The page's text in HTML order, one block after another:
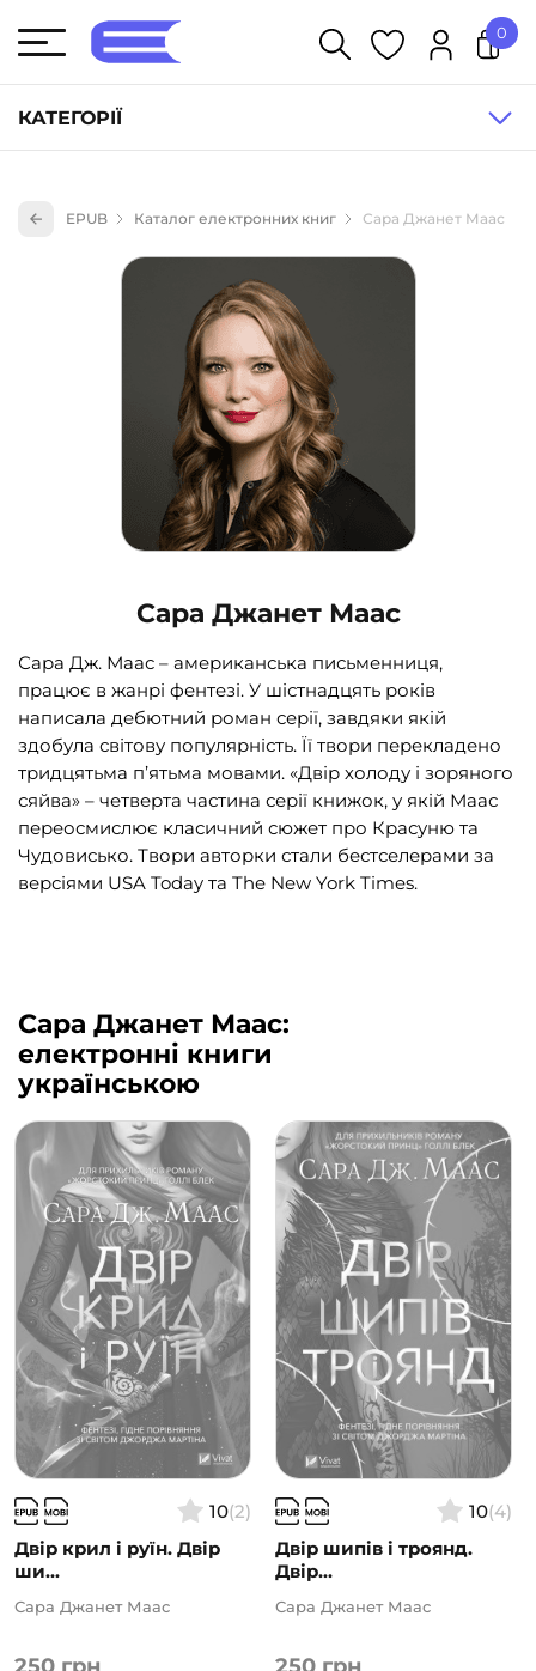
КАТЕГОРІЇ
Книги для дітей (836)
Книги для підлітків (240)
Науково-популярна література (1015)
Навчальна література та посібники (527)
Енциклопедії, довідники, словники (55)
Подарункові сертифікати (1)
0
EPUB Каталог електронних книг Сара Джанет Маас
Сара Джанет Маас
Сара Дж. Маас – американська письменниця,
працює в жанрі фентезі. У шістнадцять років
написала дебютний роман серії, завдяки якій
здобула світову популярність. Її твори перекладено
тридцятьма п’ятьма мовами. «Двір холоду і зоряного
сяйва» – четверта частина серії книжок, у якій Маас
переосмислює класичний сюжет про Красуню та
Чудовисько. Твори авторки стали бестселерами за
версіями USA Today та The New York Times.
Сара Джанет Маас:
електронні книги
українською
10(2)
Двір крил і руїн. Двір
ши...
Сара Джанет Маас
10(4)
Двір шипів і троянд.
Двір...
Сара Джанет Маас